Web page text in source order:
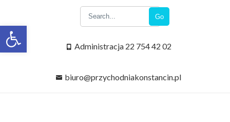
Open toolbar
Go
Administracja 22 754 42 02
biuro@przychodniakonstancin.pl